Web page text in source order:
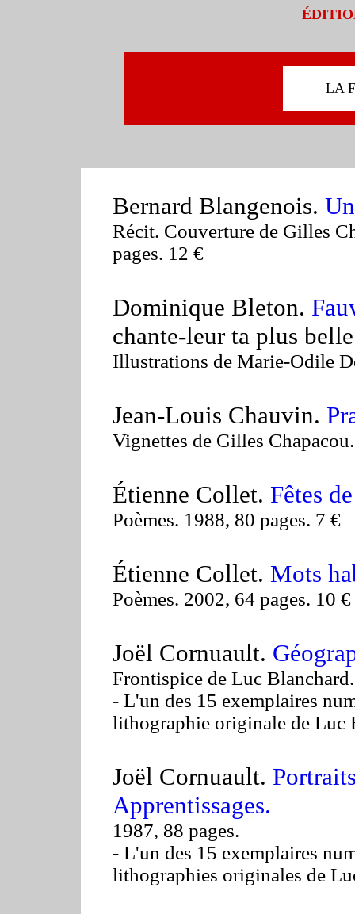
LA
Bernard Blangenois.
Récit. Couverture de Gilles
pages. 12 €
Dominique Bleton.
chante-leur ta plus
Illustrations de Marie-Odile
Jean-Louis Chauvin.
Vignettes de Gilles
Étienne Collet. Fêtes
Poèmes. 1988, 80 pages. 7 €
Étienne Collet. Mots
Poèmes. 2002, 64 pages. 10 €
Joël Cornuault.
Frontispice de Luc
- L'un des 15 exemplaires
lithographie originale de Luc
Joël Cornuault.
Apprentissages.
1987, 88 pages.
- L'un des 15 exemplaires
lithographies originales de